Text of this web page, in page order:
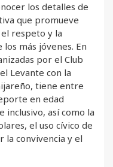
los detalles de
que promueve
respeto y la
más jóvenes. En
por el Club
Levante con la
tiene entre
en edad
inclusivo, así como la
el uso cívico de
la convivencia y el